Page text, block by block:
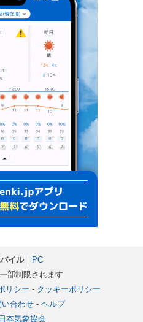
イル｜
PC
部制限されます
リシー - クッキーポリシー
い合わせ- ヘルプ
日本気象協会